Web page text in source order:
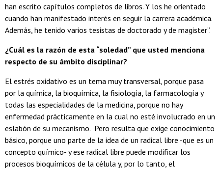
han escrito capítulos completos de libros. Y los he orientado
cuando han manifestado interés en seguir la carrera académica.
Además, he tenido varios tesistas de doctorado y de magister”.
¿Cuál es la razón de esta “soledad” que usted menciona
respecto de su ámbito disciplinar?
El estrés oxidativo es un tema muy transversal, porque pasa
por la química, la bioquímica, la fisiología, la farmacología y
todas las especialidades de la medicina, porque no hay
enfermedad prácticamente en la cual no esté involucrado en un
eslabón de su mecanismo. Pero resulta que exige conocimiento
básico, porque uno parte de la idea de un radical libre -que es un
concepto químico- y ese radical libre puede modificar los
procesos bioquímicos de la célula y, por lo tanto, el